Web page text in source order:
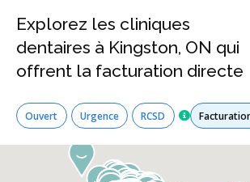
Explorez les cliniques
dentaires à Kingston, ON qui
offrent la facturation directe
Ouvert Urgence RCSD Tous les